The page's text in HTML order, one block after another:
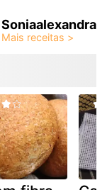
Soniaalexandra